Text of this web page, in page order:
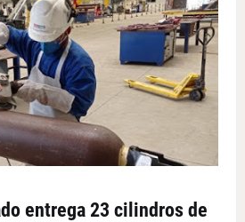
entrega 23 cilindros de